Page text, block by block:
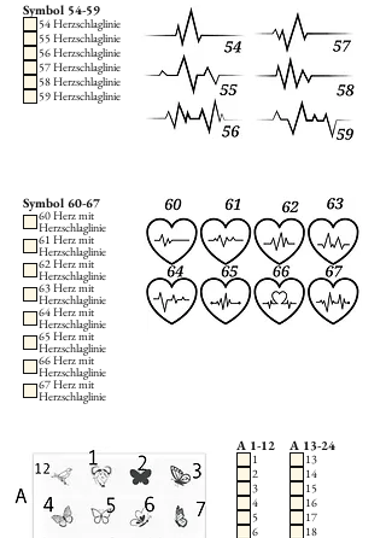
Symbol 54-59
54 Herzschlaglinie
55 Herzschlaglinie
56 Herzschlaglinie
57 Herzschlaglinie
58 Herzschlaglinie
59 Herzschlaglinie
Symbol 60-67
60 Herz mit
Herzschlaglinie
61 Herz mit
Herzschlaglinie
62 Herz mit
Herzschlaglinie
63 Herz mit
Herzschlaglinie
64 Herz mit
Herzschlaglinie
65 Herz mit
Herzschlaglinie
66 Herz mit
Herzschlaglinie
67 Herz mit
Herzschlaglinie
A 1-12
1
2
3
4
5
6
A 13-24
13
14
15
16
17
18